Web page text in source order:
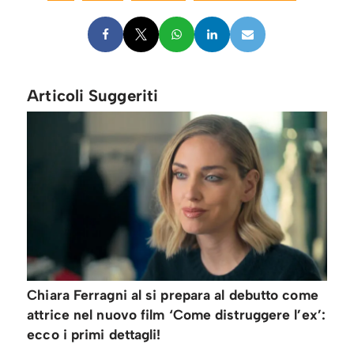
Articoli Suggeriti
Chiara Ferragni al si prepara al debutto come
attrice nel nuovo film ‘Come distruggere l’ex’:
ecco i primi dettagli!